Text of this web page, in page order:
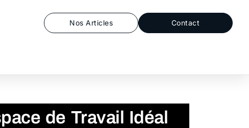
Nos Articles Contact
de Travail Idéal